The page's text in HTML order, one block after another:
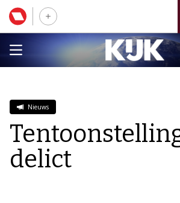
Nieuws
delict